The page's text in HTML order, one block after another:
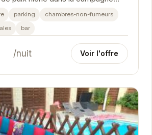
propose des
parking
chambres-non-fumeurs
bar
/nuit Voir l'offre